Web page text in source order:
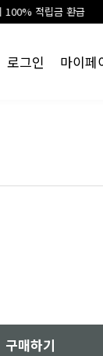
블로그 리뷰
로그인 마이페
구매하기